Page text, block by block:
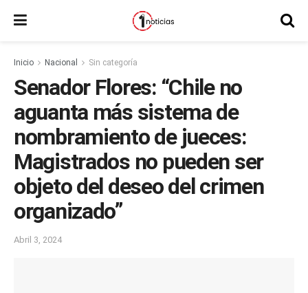
Inicio Nacional Sin categoría
Senador Flores: “Chile no
aguanta más sistema de
nombramiento de jueces:
Magistrados no pueden ser
objeto del deseo del crimen
organizado”
Abril 3, 2024